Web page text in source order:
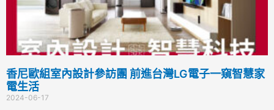
香尼歐組室內設計參訪團 前進台灣LG電子一窺智慧家
電生活
2024-06-17